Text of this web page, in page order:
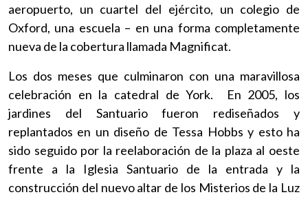
aeropuerto, un cuartel del ejército, un colegio de
Oxford, una escuela – en una forma completamente
nueva de la cobertura llamada Magnificat.
Los dos meses que culminaron con una maravillosa
celebración en la catedral de York. En 2005, los
jardines del Santuario fueron rediseñados y
replantados en un diseño de Tessa Hobbs y esto ha
sido seguido por la reelaboración de la plaza al oeste
frente a la Iglesia Santuario de la entrada y la
construcción del nuevo altar de los Misterios de la Luz